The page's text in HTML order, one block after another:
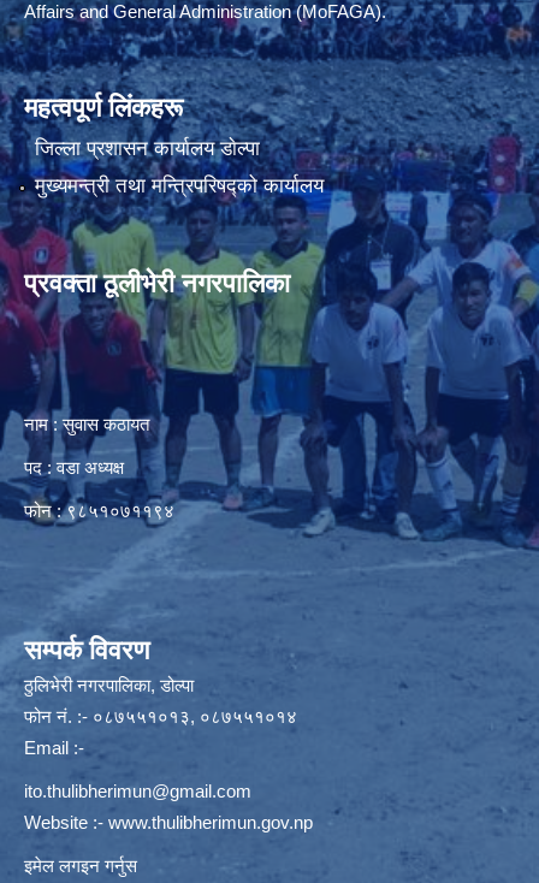
Affairs and General Administration (MoFAGA).
महत्वपूर्ण लिंकहरू
जिल्ला प्रशासन कार्यालय डाेल्पा
मुख्यमन्त्री तथा मन्त्रिपरिषद्को कार्यालय
प्रवक्ता ठूलीभेरी नगरपालिका
नाम : सुवास कठायत
पद : वडा अध्यक्ष
फोन : ९८५१०७११९४
सम्पर्क विवरण
ठुलिभेरी नगरपालिका, डोल्पा
फोन नं. :- ०८७५५१०१३, ०८७५५१०१४
Email :-
ito.thulibherimun@gmail.com
Website :- www.thulibherimun.gov.np
इमेल लगइन गर्नुस